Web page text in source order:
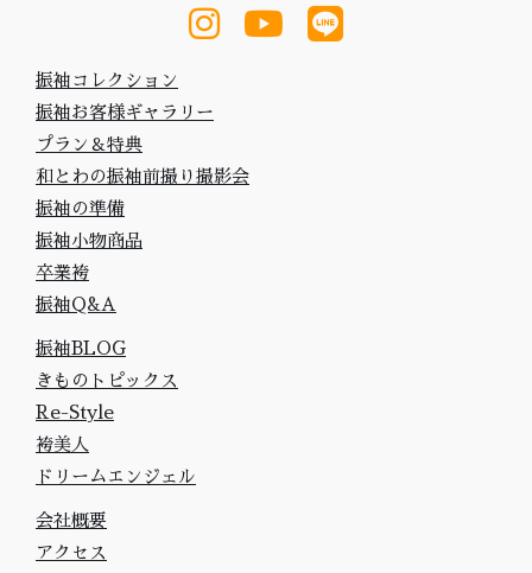
振袖コレクション
振袖お客様ギャラリー
プラン＆特典
和とわの振袖前撮り撮影会
振袖の準備
振袖小物商品
卒業袴
振袖Q&A
振袖BLOG
きものトピックス
Re-Style
袴美人
ドリームエンジェル
会社概要
アクセス